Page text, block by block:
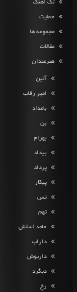
تک آهنگ
حمایت
مجموعه ها
مقالات
هنرمندان
آئین
امیر رقاب
بامداد
بن
بهرام
بیداد
پرداد
پیکار
تس
تهم
حامد اسلش
داراب
داریوش
دیگرد
رخ